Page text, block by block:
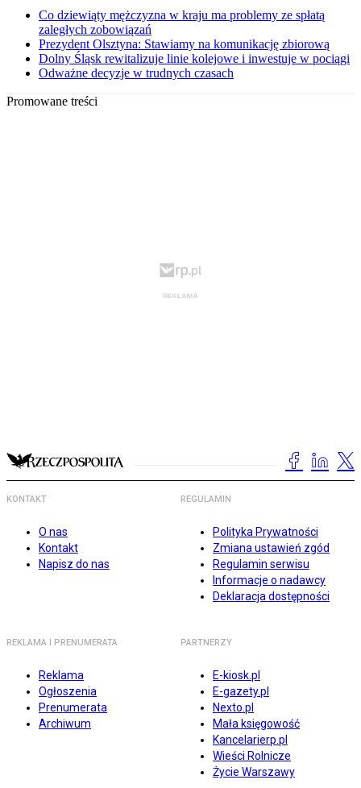
Co dziewiąty mężczyzna w kraju ma problemy ze spłatą
zaległych zobowiązań
Prezydent Olsztyna: Stawiamy na komunikację zbiorową
Dolny Śląsk rewitalizuje linie kolejowe i inwestuje w pociągi
Odważne decyzje w trudnych czasach
Promowane treści
KONTAKT
O nas
Kontakt
Napisz do nas
REGULAMIN
Polityka Prywatności
Zmiana ustawień zgód
Regulamin serwisu
Informacje o nadawcy
Deklaracja dostępności
REKLAMA I PRENUMERATA
Reklama
Ogłoszenia
Prenumerata
Archiwum
PARTNERZY
E-kiosk.pl
E-gazety.pl
Nexto.pl
Mała księgowość
Kancelarierp.pl
Wieści Rolnicze
Życie Warszawy